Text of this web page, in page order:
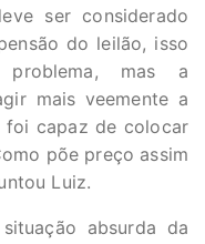
ser considerado
do leilão, isso
mas a
mais veemente a
foi capaz de colocar
põe preço assim
Luiz.
absurda da